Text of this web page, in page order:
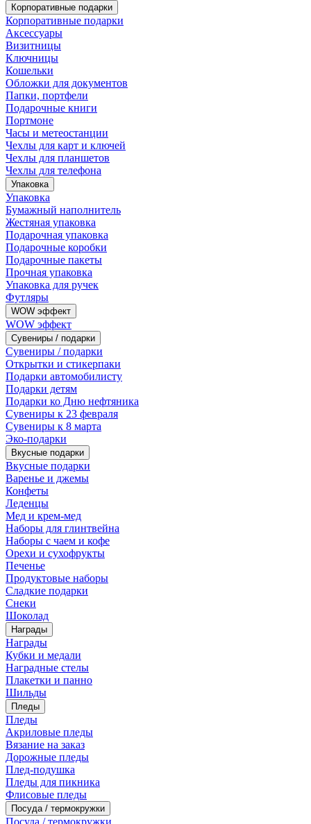
Корпоративные подарки
Корпоративные подарки
Аксессуары
Визитницы
Ключницы
Кошельки
Обложки для документов
Папки, портфели
Подарочные книги
Портмоне
Часы и метеостанции
Чехлы для карт и ключей
Чехлы для планшетов
Чехлы для телефона
Упаковка
Упаковка
Бумажный наполнитель
Жестяная упаковка
Подарочная упаковка
Подарочные коробки
Подарочные пакеты
Прочная упаковка
Упаковка для ручек
Футляры
WOW эффект
WOW эффект
Сувениры / подарки
Сувениры / подарки
Открытки и стикерпаки
Подарки автомобилисту
Подарки детям
Подарки ко Дню нефтяника
Сувениры к 23 февраля
Сувениры к 8 марта
Эко-подарки
Вкусные подарки
Вкусные подарки
Варенье и джемы
Конфеты
Леденцы
Мед и крем-мед
Наборы для глинтвейна
Наборы с чаем и кофе
Орехи и сухофрукты
Печенье
Продуктовые наборы
Сладкие подарки
Снеки
Шоколад
Награды
Награды
Кубки и медали
Наградные стелы
Плакетки и панно
Шильды
Пледы
Пледы
Акриловые пледы
Вязание на заказ
Дорожные пледы
Плед-подушка
Пледы для пикника
Флисовые пледы
Посуда / термокружки
Посуда / термокружки